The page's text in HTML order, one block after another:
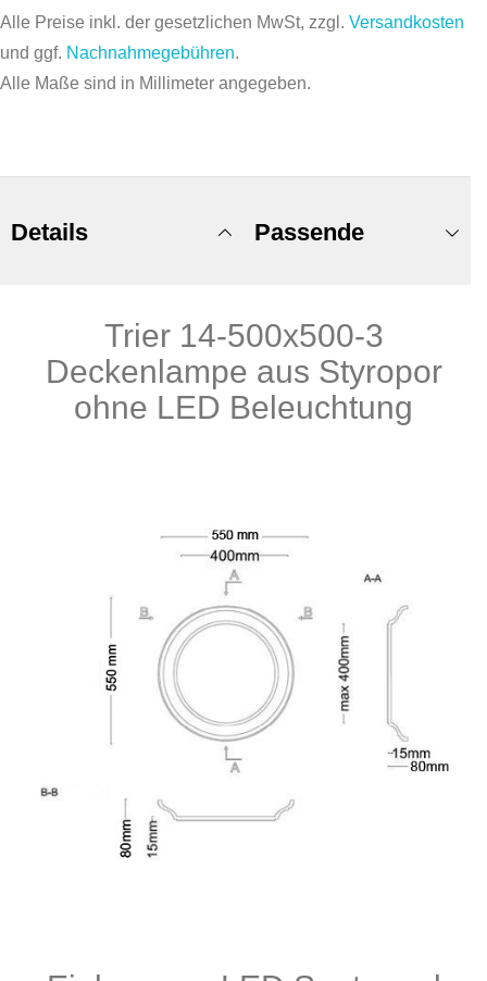
Alle Preise inkl. der gesetzlichen MwSt, zzgl. Versandkosten
und ggf. Nachnahmegebühren.
Alle Maße sind in Millimeter angegeben.
Details
Trier 14-500x500-3
Deckenlampe aus Styropor
ohne LED Beleuchtung
Passende
Produkte